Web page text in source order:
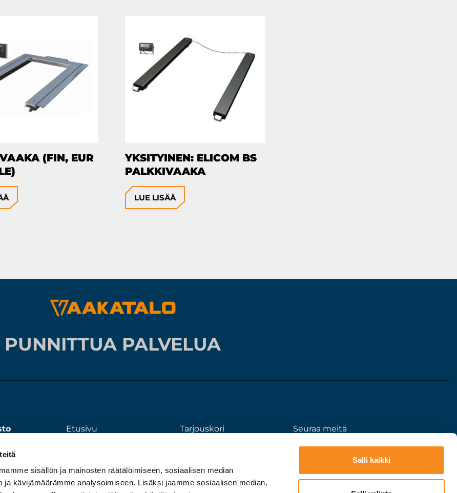
sisällön ja mainosten räätälöimiseen, sosiaalisen median
ja kävijämäärämme analysoimiseen. Lisäksi jaamme sosiaalisen median,
Salli kaikki
(FIN, EUR
YKSITYINEN: ELICOM BS
PALKKIVAAKA
LUE LISÄÄ
PUNNITTUA PALVELUA
Etusivu
Yritys
Ota yhteyttä
Tarjouskori
Seuraa meitä